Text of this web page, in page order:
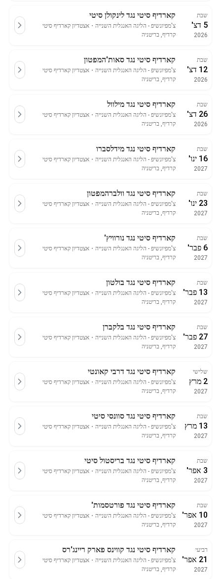
שבת
5 דצ'
2026
קארדיף סיטי נגד לינקולן סיטי
צ'מפיונשיפ - הליגה האנגלית השנייה ・ אצטדיון קארדיף סיטי
קרדיף, בריטניה
שבת
12 דצ'
2026
קארדיף סיטי נגד סאות'המפטון
צ'מפיונשיפ - הליגה האנגלית השנייה ・ אצטדיון קארדיף סיטי
קרדיף, בריטניה
שבת
26 דצ'
2026
קארדיף סיטי נגד מילוול
צ'מפיונשיפ - הליגה האנגלית השנייה ・ אצטדיון קארדיף סיטי
קרדיף, בריטניה
שבת
16 ינו'
2027
קארדיף סיטי נגד מידלסברו
צ'מפיונשיפ - הליגה האנגלית השנייה ・ אצטדיון קארדיף סיטי
קרדיף, בריטניה
שבת
23 ינו'
2027
קארדיף סיטי נגד וולברהמפטון
צ'מפיונשיפ - הליגה האנגלית השנייה ・ אצטדיון קארדיף סיטי
קרדיף, בריטניה
שבת
6 פבר'
2027
קארדיף סיטי נגד נורוויץ'
צ'מפיונשיפ - הליגה האנגלית השנייה ・ אצטדיון קארדיף סיטי
קרדיף, בריטניה
שבת
13 פבר'
2027
קארדיף סיטי נגד בולטון
צ'מפיונשיפ - הליגה האנגלית השנייה ・ אצטדיון קארדיף סיטי
קרדיף, בריטניה
שבת
27 פבר'
2027
קארדיף סיטי נגד בלקברן
צ'מפיונשיפ - הליגה האנגלית השנייה ・ אצטדיון קארדיף סיטי
קרדיף, בריטניה
שלישי
2 מרץ
2027
קארדיף סיטי נגד דרבי קאונטי
צ'מפיונשיפ - הליגה האנגלית השנייה ・ אצטדיון קארדיף סיטי
קרדיף, בריטניה
שבת
13 מרץ
2027
קארדיף סיטי נגד סוונסי סיטי
צ'מפיונשיפ - הליגה האנגלית השנייה ・ אצטדיון קארדיף סיטי
קרדיף, בריטניה
שבת
3 אפר'
2027
קארדיף סיטי נגד בריסטול סיטי
צ'מפיונשיפ - הליגה האנגלית השנייה ・ אצטדיון קארדיף סיטי
קרדיף, בריטניה
שבת
10 אפר'
2027
קארדיף סיטי נגד פורטסמות'
צ'מפיונשיפ - הליגה האנגלית השנייה ・ אצטדיון קארדיף סיטי
קרדיף, בריטניה
רביעי
21 אפר'
2027
קארדיף סיטי נגד קווינס פארק ריינג'רס
צ'מפיונשיפ - הליגה האנגלית השנייה ・ אצטדיון קארדיף סיטי
קרדיף, בריטניה